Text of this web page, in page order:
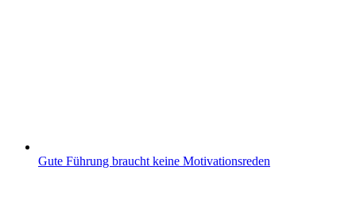
Gute Führung braucht keine Motivationsreden